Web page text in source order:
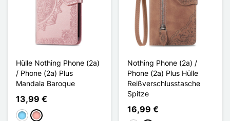
Hülle Nothing Phone (2a)
/ Phone (2a) Plus
Mandala Baroque
13,99 €
HellblauRoségold
Nothing Phone (2a) /
Phone (2a) Plus Hülle
Reißverschlusstasche
Spitze
16,99 €